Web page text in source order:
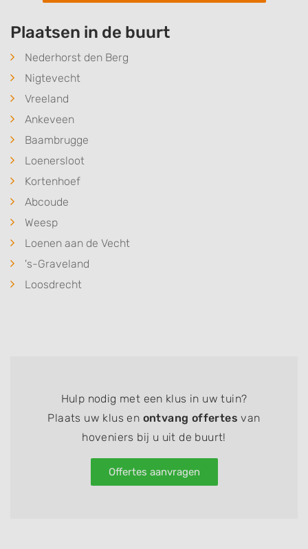
Plaatsen in de buurt
Nederhorst den Berg
Nigtevecht
Vreeland
Ankeveen
Baambrugge
Loenersloot
Kortenhoef
Abcoude
Weesp
Loenen aan de Vecht
's-Graveland
Loosdrecht
Hulp nodig met een klus in uw tuin?
Plaats uw klus en ontvang offertes van
hoveniers bij u uit de buurt!
Offertes aanvragen